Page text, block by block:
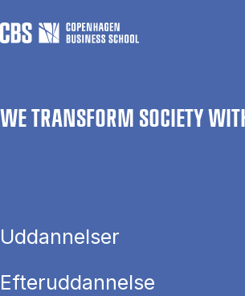
WE TRANSFORM SOCIETY
Uddannelser
Efteruddannelse